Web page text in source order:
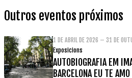
Outros eventos próximos
1 DE ABRIL DE 2026 – 31 DE
Exposicions
AUTOBIOGRAFIA EM
BARCELONA EU TE